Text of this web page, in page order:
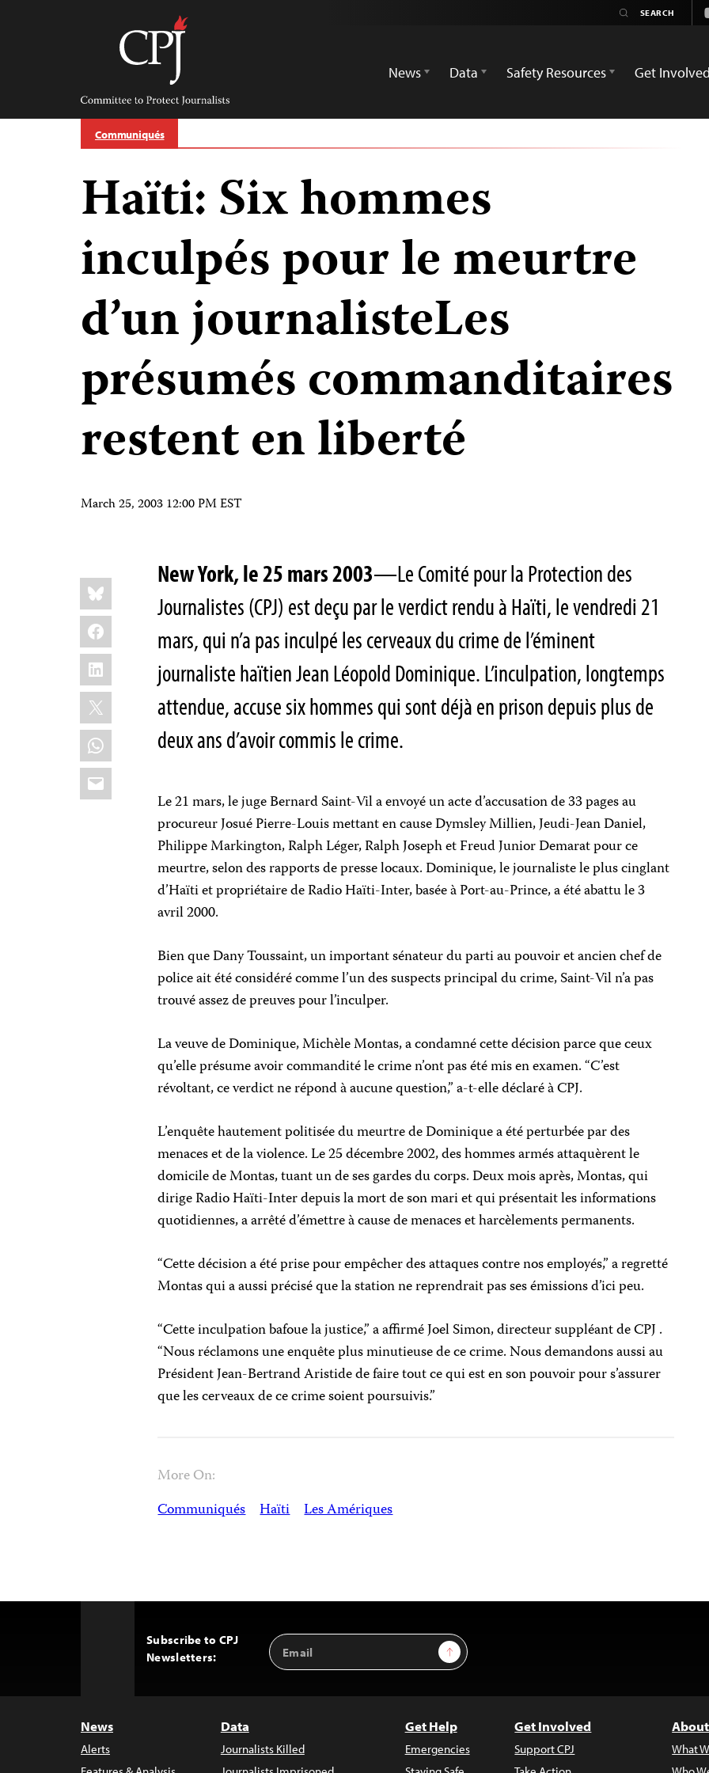
Committee
Protect
Journalists
News
Data Safety Resources Get Involved
Communiqués
Haïti: Six hommes
inculpés pour le meurtre
d’un journalisteLes
présumés commanditaires
restent en liberté
March 25, 2003 12:00 PM EST
Share
this:
Bluesky
Facebook
LinkedIn
X
WhatsApp
Email
New York, le 25 mars 2003—Le Comité pour la Protection des
Journalistes (CPJ) est deçu par le verdict rendu à Haïti, le vendredi 21
mars, qui n’a pas inculpé les cerveaux du crime de l’éminent
journaliste haïtien Jean Léopold Dominique. L’inculpation, longtemps
attendue, accuse six hommes qui sont déjà en prison depuis plus de
deux ans d’avoir commis le crime.
Le 21 mars, le juge Bernard Saint-Vil a envoyé un acte d’accusation de 33 pages au
procureur Josué Pierre-Louis mettant en cause Dymsley Millien, Jeudi-Jean Daniel,
Philippe Markington, Ralph Léger, Ralph Joseph et Freud Junior Demarat pour ce
meurtre, selon des rapports de presse locaux. Dominique, le journaliste le plus cinglant
d’Haïti et propriétaire de Radio Haïti-Inter, basée à Port-au-Prince, a été abattu le 3
avril 2000.
Bien que Dany Toussaint, un important sénateur du parti au pouvoir et ancien chef de
police ait été considéré comme l’un des suspects principal du crime, Saint-Vil n’a pas
trouvé assez de preuves pour l’inculper.
La veuve de Dominique, Michèle Montas, a condamné cette décision parce que ceux
qu’elle présume avoir commandité le crime n’ont pas été mis en examen. “C’est
révoltant, ce verdict ne répond à aucune question,” a-t-elle déclaré à CPJ.
L’enquête hautement politisée du meurtre de Dominique a été perturbée par des
menaces et de la violence. Le 25 décembre 2002, des hommes armés attaquèrent le
domicile de Montas, tuant un de ses gardes du corps. Deux mois après, Montas, qui
dirige Radio Haïti-Inter depuis la mort de son mari et qui présentait les informations
quotidiennes, a arrêté d’émettre à cause de menaces et harcèlements permanents.
“Cette décision a été prise pour empêcher des attaques contre nos employés,” a regretté
Montas qui a aussi précisé que la station ne reprendrait pas ses émissions d’ici peu.
“Cette inculpation bafoue la justice,” a affirmé Joel Simon, directeur suppléant de CPJ .
“Nous réclamons une enquête plus minutieuse de ce crime. Nous demandons aussi au
Président Jean-Bertrand Aristide de faire tout ce qui est en son pouvoir pour s’assurer
que les cerveaux de ce crime soient poursuivis.”
More On:
Communiqués Haïti Les Amériques
Subscribe to CPJ
Newsletters:
Email
Address
Sign Up
News
Alerts
Data
Journalists Killed
Get Help
Emergencies
Get Involved
Support CPJ
What